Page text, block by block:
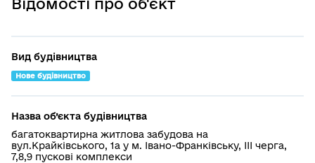
Вид будівництва
Нове будівництво
Назва об’єкта будівництва
багатоквартирна житлова забудова на
вул.Крайківського, 1а у м. Івано-Франківську, ІІІ черга,
7,8,9 пускові комплекси